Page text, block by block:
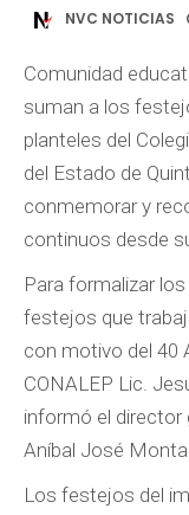
NVC NOTICIAS
Comunidad
suman a los
planteles del
del Estado de
conmemorar y
continuos desde
Para formalizar
festejos que
con motivo del 40
CONALEP Lic.
informó el director
Aníbal José
Los festejos del